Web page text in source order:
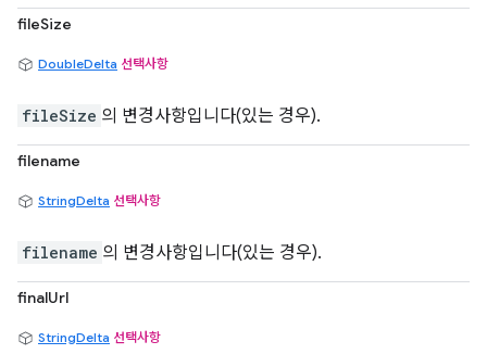
fileSize
DoubleDelta 선택사항
fileSize 의 변경사항입니다(있는 경우).
filename
StringDelta 선택사항
filename 의 변경사항입니다(있는 경우).
finalUrl
StringDelta 선택사항